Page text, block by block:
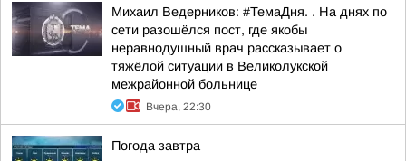
Михаил Ведерников: #ТемаДня. . На днях по
сети разошёлся пост, где якобы
неравнодушный врач рассказывает о
тяжёлой ситуации в Великолукской
межрайонной больнице
Вчера, 22:30
Погода завтра